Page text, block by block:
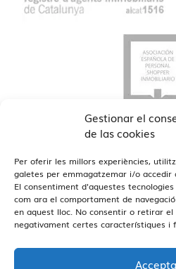
Gestionar el
de las cookies
Per oferir les millors experiències,
galetes per emmagatzemar i/o accedir
El consentiment d'aquestes
com ara el comportament de
en aquest lloc. No consentir o retirar
negativament certes característiques i
Estamos en Barcelona y